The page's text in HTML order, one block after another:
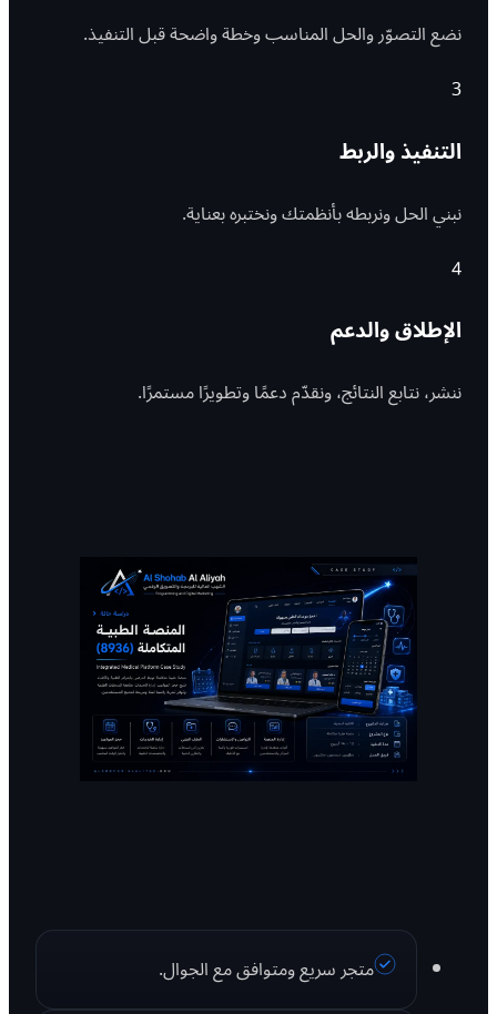
نضع التصوّر والحل المناسب وخطة واضحة قبل التنفيذ.
3
التنفيذ والربط
نبني الحل ونربطه بأنظمتك ونختبره بعناية.
4
الإطلاق والدعم
ننشر، نتابع النتائج، ونقدّم دعمًا وتطويرًا مستمرًا.
متجر سريع ومتوافق مع الجوال.